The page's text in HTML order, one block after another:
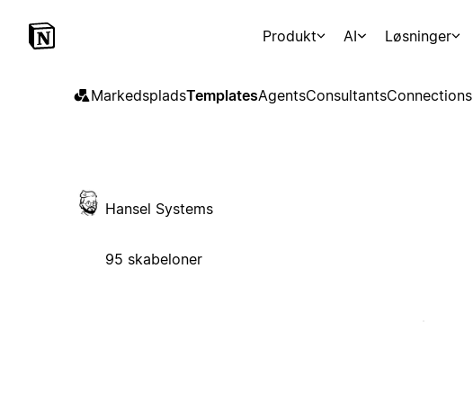
Produkt AI Løsninger
MarkedspladsTemplatesAgentsConsultantsConnections
Hansel Systems
95 skabeloner